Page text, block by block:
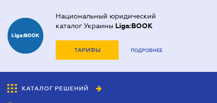
Национальный юридический
каталог Украины Liga:BOOK
ТАРИФЫ ПОДРОБНЕЕ
КАТАЛОГ РЕШЕНИЙ